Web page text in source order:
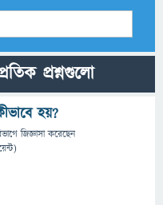
প্রশ্নগুলো
হয়?
জিজ্ঞাসাকরেছেন